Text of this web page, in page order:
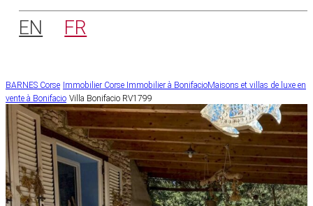
EN FR
BARNES Corse Immobilier Corse Immobilier à BonifacioMaisons et villas de luxe en
vente à Bonifacio Villa Bonifacio RV1799